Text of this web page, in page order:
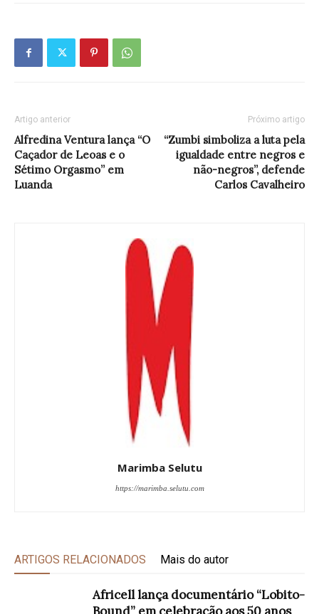
Artigo anterior
Alfredina Ventura lança “O
Caçador de Leoas e o
Sétimo Orgasmo” em
Luanda
Próximo artigo
“Zumbi simboliza a luta pela
igualdade entre negros e
não-negros”, defende
Carlos Cavalheiro
Marimba Selutu
https://marimba.selutu.com
ARTIGOS RELACIONADOS Mais do autor
Africell lança documentário “Lobito-